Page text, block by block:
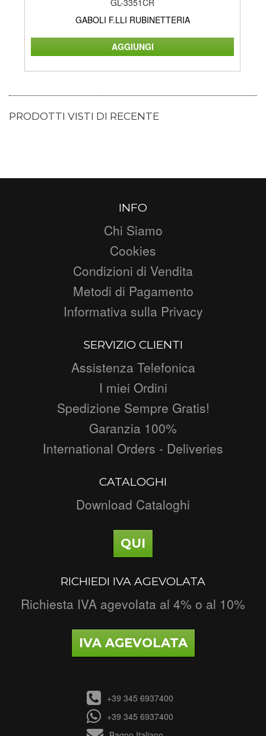
GABOLI F.LLI RUBINETTERIA
PRODOTTI VISTI DI RECENTE
INFO
Chi Siamo
Cookies
Condizioni di Vendita
Metodi di Pagamento
Informativa sulla Privacy
SERVIZIO CLIENTI
Assistenza Telefonica
I miei Ordini
Spedizione Sempre Gratis!
Garanzia 100%
International Orders - Deliveries
CATALOGHI
Download Cataloghi
QUI
RICHIEDI IVA AGEVOLATA
Richiesta IVA agevolata al 4% o al 10%
IVA AGEVOLATA
+39 345 6937400
+39 345 6937400